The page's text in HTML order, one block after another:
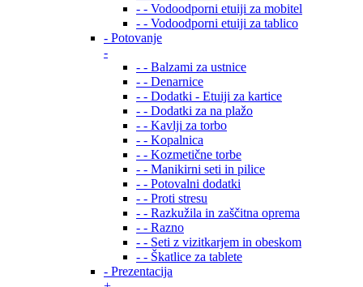
- - Vodoodporni etuiji za mobitel
- - Vodoodporni etuiji za tablico
- Potovanje
-
- - Balzami za ustnice
- - Denarnice
- - Dodatki - Etuiji za kartice
- - Dodatki za na plažo
- - Kavlji za torbo
- - Kopalnica
- - Kozmetične torbe
- - Manikirni seti in pilice
- - Potovalni dodatki
- - Proti stresu
- - Razkužila in zaščitna oprema
- - Razno
- - Seti z vizitkarjem in obeskom
- - Škatlice za tablete
- Prezentacija